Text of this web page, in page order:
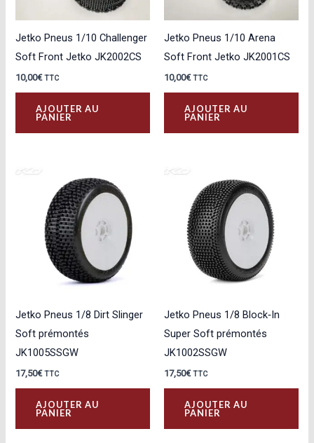
Jetko Pneus 1/10 Challenger
Soft Front Jetko JK2002CS
10,00€ TTC
AJOUTER AU
PANIER
Jetko Pneus 1/10 Arena
Soft Front Jetko JK2001CS
10,00€ TTC
AJOUTER AU
PANIER
Jetko Pneus 1/8 Dirt Slinger
Soft prémontés
JK1005SSGW
17,50€ TTC
AJOUTER AU
PANIER
Jetko Pneus 1/8 Block‑In
Super Soft prémontés
JK1002SSGW
17,50€ TTC
AJOUTER AU
PANIER